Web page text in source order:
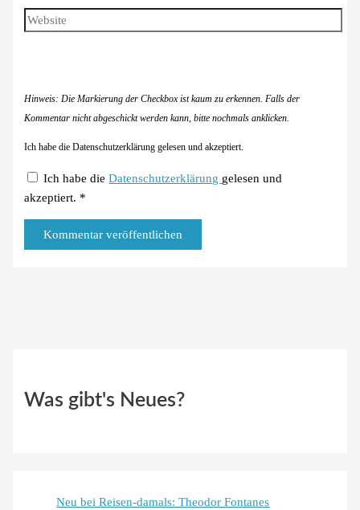
Adresse*
Website
Hinweis: Die Markierung der Checkbox ist kaum zu erkennen. Falls der
Kommentar nicht abgeschickt werden kann, bitte nochmals anklicken.
Ich habe die Datenschutzerklärung gelesen und akzeptiert.
Ich habe dieDatenschutzerklärung gelesen und
akzeptiert. *
Was gibt's Neues?
Neu bei Reisen-damals: Theodor Fontanes